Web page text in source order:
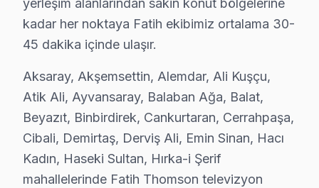
Hacı Kadın'da Thomson TV Servisi
Hacı Kadın Mahallesi, hem tarihi hem de sosyal
Haseki Sultan'da Thomson TV Servisi
Haseki Sultan, sakinlerine sunduğu sosyal olanaklar
Hırka-i Şerif'te Thomson TV Servisi
Hırka-i Şerif Mahallesi, tarihi ve coğrafi konumu ile
yerleşim alanlarından sakin konut bölgelerine
kadar her noktaya Fatih ekibimiz ortalama 30-
45 dakika içinde ulaşır.
Aksaray, Akşemsettin, Alemdar, Ali Kuşçu,
Atik Ali, Ayvansaray, Balaban Ağa, Balat,
Beyazıt, Binbirdirek, Cankurtaran, Cerrahpaşa,
Cibali, Demirtaş, Derviş Ali, Emin Sinan, Hacı
Kadın, Haseki Sultan, Hırka-i Şerif
mahallelerinde Fatih Thomson televizyon